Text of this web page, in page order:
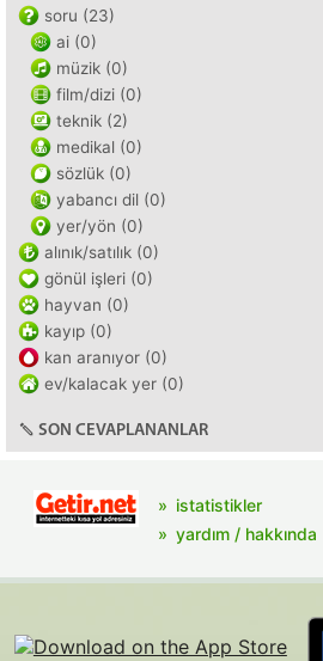
soru (23)
ai (0)
müzik (0)
film/dizi (0)
teknik (2)
medikal (0)
sözlük (0)
yabancı dil (0)
yer/yön (0)
alınık/satılık (0)
gönül işleri (0)
hayvan (0)
kayıp (0)
kan aranıyor (0)
ev/kalacak yer (0)
SON CEVAPLANANLAR
istatistikler
yardım / hakkında